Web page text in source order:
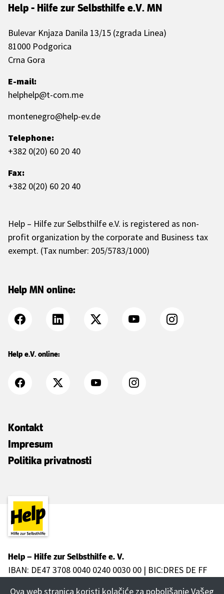
Help - Hilfe zur Selbsthilfe e.V. MN
Bulevar Knjaza Danila 13/15 (zgrada Linea)
81000 Podgorica
Crna Gora
E-mail:
helphelp@t-com.me
montenegro@help-ev.de
Telephone:
+382 0(20) 60 20 40
Fax:
+382 0(20) 60 20 40
Help – Hilfe zur Selbsthilfe e.V. is registered as non-
profit organization by the corporate and Business tax
exempt. (Tax number: 205/5783/1000)
Help MN online:
Help e.V. online:
Kontakt
Impresum
Politika privatnosti
Help – Hilfe zur Selbsthilfe e. V.
IBAN: DE47 3708 0040 0240 0030 00 | BIC:DRES DE FF
Ova web stranica koristi kolačiće za poboljšanje Vašeg